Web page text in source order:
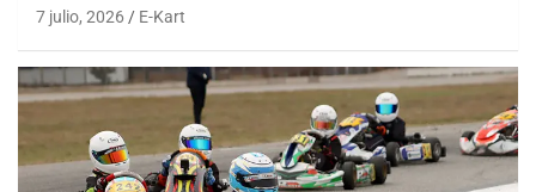
7 julio, 2026 E-Kart